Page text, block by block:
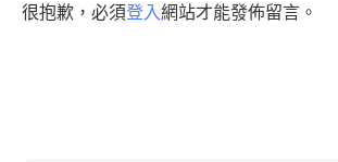
很抱歉，必須登入網站才能發佈留言。